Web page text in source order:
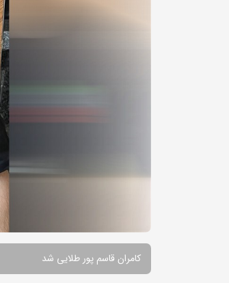
کامران قاسم پور طلایی شد